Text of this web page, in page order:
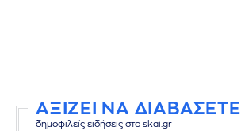
ΑΞΙΖΕΙ ΝΑ ΔΙΑΒΑΣΕΤΕ
δημοφιλείς ειδήσεις στο skai.gr